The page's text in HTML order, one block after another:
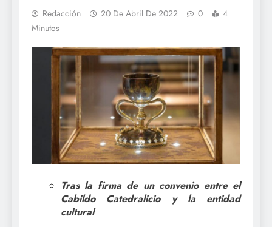
Redacción 20 De Abril De 2022 0
4
Minutos
Tras la firma de un convenio entre el
Cabildo Catedralicio y la entidad
cultural